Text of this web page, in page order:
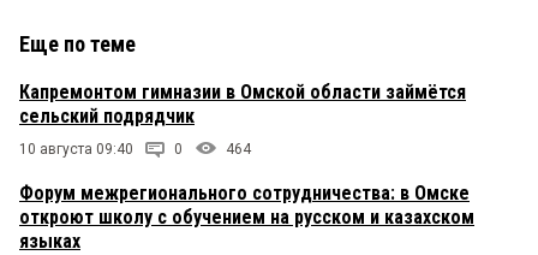
Еще по теме
Капремонтом гимназии в Омской области займётся
сельский подрядчик
10 августа 09:40 0 464
Форум межрегионального сотрудничества: в Омске
откроют школу с обучением на русском и казахском
языках